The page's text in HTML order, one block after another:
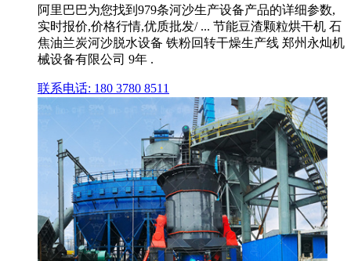
阿里巴巴为您找到979条河沙生产设备产品的详细参数,
实时报价,价格行情,优质批发/ ... 节能豆渣颗粒烘干机 石
焦油兰炭河沙脱水设备 铁粉回转干燥生产线 郑州永灿机
械设备有限公司 9年 .
联系电话: 180 3780 8511